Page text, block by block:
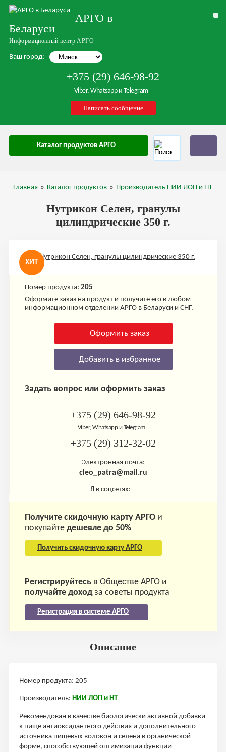
АРГО в
Беларуси
Информационный центр АРГО
Ваш город:
+375 (29) 646-98-92
Viber, Whatsapp и Telegram
Написать сообщение
Каталог продуктов АРГО
Главная » Каталог продуктов » Производитель НИИ ЛОП и НТ
Нутрикон Селен, гранулы
цилиндрические 350 г.
ХИТ
Номер продукта: 205
Оформите заказ на продукт и получите его в любом
информационном отделении АРГО в Беларуси и СНГ.
Оформить заказ
Добавить в избранное
Задать вопрос или оформить заказ
+375 (29) 646-98-92
Viber, Whatsapp и Telegram
+375 (29) 312-32-02
Электронная почта:
cleo_patra@mail.ru
Я в соцсетях:
Получите скидочную карту АРГОи
покупайте дешевле до 50%
Получить скидочную карту АРГО
Регистрируйтесьв Обществе АРГО и
получайте доходза советы продукта
Регистрация в системе АРГО
Описание
Номер продукта: 205
Производитель: НИИ ЛОП и НТ
Рекомендован в качестве биологически активной добавки
к пище антиоксидантного действия и дополнительного
источника пищевых волокон и селена в органической
форме, способствующей оптимизации функции